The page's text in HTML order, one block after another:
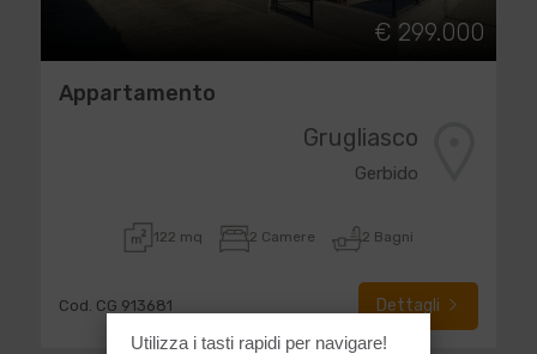
€ 299.000
Appartamento
Grugliasco
Gerbido
122 mq 2 Camere 2 Bagni
Cod. CG 913681 Dettagli
Utilizza i tasti rapidi per navigare!